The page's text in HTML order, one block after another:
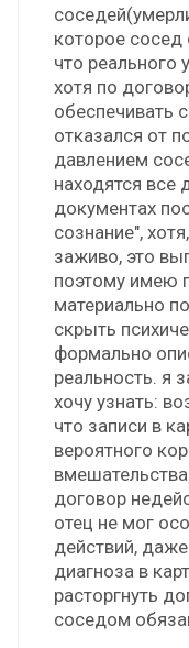
которое сосед
что реального
хотя по
обеспечивать
отказался от
давлением
находятся
документах
сознание",
заживо, это
поэтому имею
материально
скрыть
формально
реальность. я
хочу узнать:
что записи в
вероятного
договор
отец не мог
действий,
диагноза в
расторгнуть
соседом